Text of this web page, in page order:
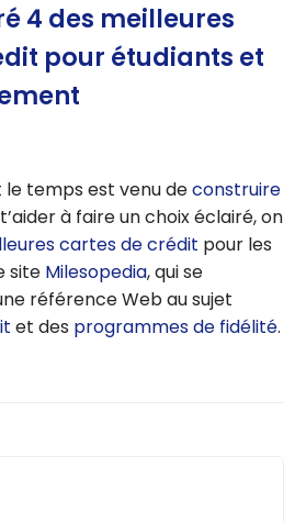
4 des meilleures
pour étudiants et
le temps est venu deconstruire
à faire un choix éclairé, on
cartes de crédit pour les
site Milesopedia, qui se
référence Web au sujet
et des programmes de fidélité.